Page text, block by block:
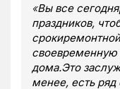
«Вы все
праздников,
своевременную
дома.Это
менее, есть